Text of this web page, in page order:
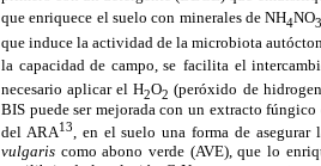
que enriquece el suelo con minerales de NH4NO
que induce la actividad de la microbiota
la capacidad de campo, se facilita el
necesario aplicar el H2O2 (peróxido de
BIS puede ser mejorada con un extracto
del ARA13, en el suelo una forma de
vulgaris como abono verde (AVE), que lo